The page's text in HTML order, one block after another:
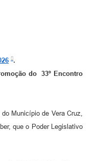
.
do33º Encontro
do Município de Vera Cruz,
que o Poder Legislativo